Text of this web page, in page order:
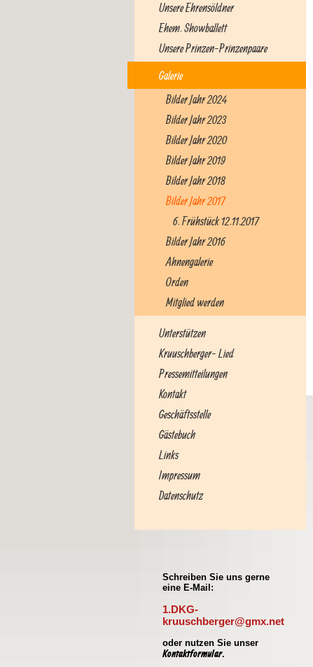
Unsere Ehrensöldner
Ehem. Showballett
Unsere Prinzen-Prinzenpaare
Galerie
Bilder Jahr 2024
Bilder Jahr 2023
Bilder Jahr 2020
Bilder Jahr 2019
Bilder Jahr 2018
Bilder Jahr 2017
6. Frühstück 12.11.2017
Bilder Jahr 2016
Ahnengalerie
Orden
Mitglied werden
Unterstützen
Kruuschberger- Lied
Pressemitteilungen
Kontakt
Geschäftsstelle
Gästebuch
Links
Impressum
Datenschutz
Schreiben Sie uns gerne
eine E-Mail:
1.DKG-
kruuschberger@gmx.net
oder nutzen Sie unser
Kontaktformular.